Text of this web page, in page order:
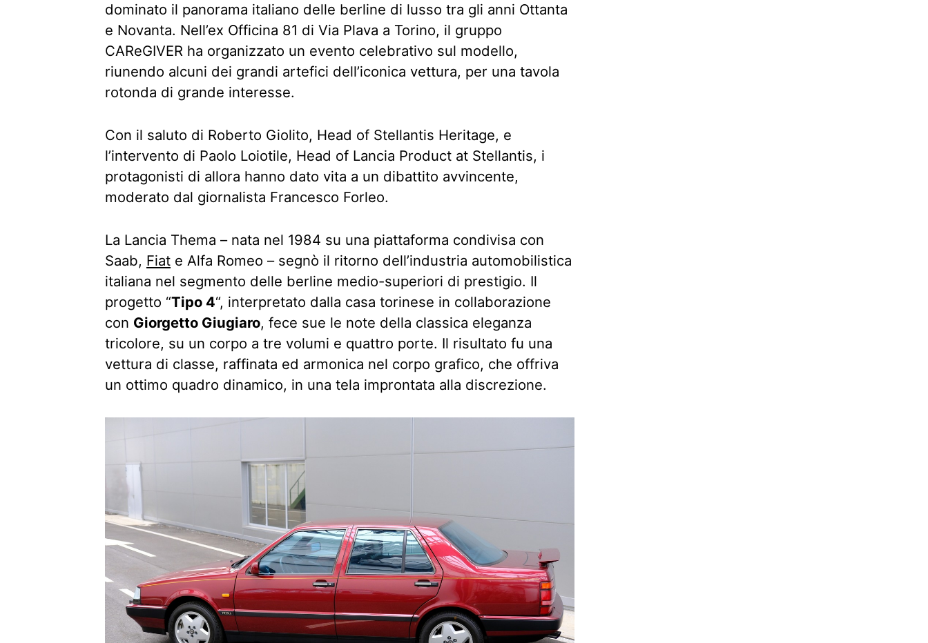
dominato il panorama italiano delle berline di lusso tra gli anni Ottanta
e Novanta. Nell’ex Officina 81 di Via Plava a Torino, il gruppo
CAReGIVER ha organizzato un evento celebrativo sul modello,
riunendo alcuni dei grandi artefici dell’iconica vettura, per una tavola
rotonda di grande interesse.
Con il saluto di Roberto Giolito, Head of Stellantis Heritage, e
l’intervento di Paolo Loiotile, Head of Lancia Product at Stellantis, i
protagonisti di allora hanno dato vita a un dibattito avvincente,
moderato dal giornalista Francesco Forleo.
La Lancia Thema – nata nel 1984 su una piattaforma condivisa con
Saab, Fiat e Alfa Romeo – segnò il ritorno dell’industria automobilistica
italiana nel segmento delle berline medio-superiori di prestigio. Il
progetto “Tipo 4“, interpretato dalla casa torinese in collaborazione
con Giorgetto Giugiaro, fece sue le note della classica eleganza
tricolore, su un corpo a tre volumi e quattro porte. Il risultato fu una
vettura di classe, raffinata ed armonica nel corpo grafico, che offriva
un ottimo quadro dinamico, in una tela improntata alla discrezione.